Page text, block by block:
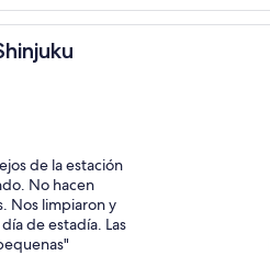
de la estación
No hacen
Nos limpiaron y
de estadía. Las